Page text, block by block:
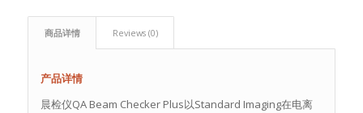
商品详情 Reviews (0)
产品详情
晨检仪QA Beam Checker Plus以Standard Imaging在电离